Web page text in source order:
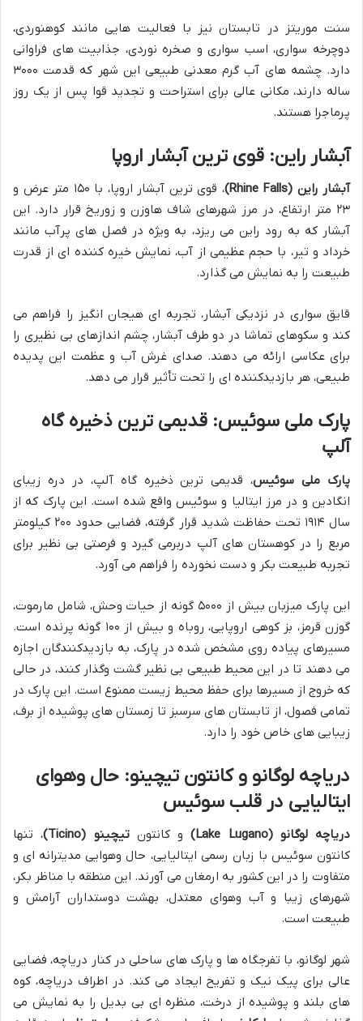
سنت موریتز در تابستان نیز با فعالیت هایی مانند کوهنوردی،
دوچرخه سواری، اسب سواری و صخره نوردی، جذابیت های فراوانی
دارد. چشمه های آب گرم معدنی طبیعی این شهر که قدمت ۳۰۰۰
ساله دارند، مکانی عالی برای استراحت و تجدید قوا پس از یک روز
پرماجرا هستند.
آبشار راین: قوی ترین آبشار اروپا
آبشار راین (Rhine Falls)
، قوی ترین آبشار اروپا، با ۱۵۰ متر عرض و
۲۳ متر ارتفاع، در مرز شهرهای شاف هاوزن و زوریخ قرار دارد. این
آبشار که به رود راین می ریزد، به ویژه در فصل های پرآب مانند
خرداد و تیر، با حجم عظیمی از آب، نمایش خیره کننده ای از قدرت
طبیعت را به نمایش می گذارد.
قایق سواری در نزدیکی آبشار، تجربه ای هیجان انگیز را فراهم می
کند و سکوهای تماشا در دو طرف آبشار، چشم اندازهای بی نظیری را
برای عکاسی ارائه می دهند. صدای غرش آب و عظمت این پدیده
طبیعی، هر بازدیدکننده ای را تحت تأثیر قرار می دهد.
پارک ملی سوئیس: قدیمی ترین ذخیره گاه
آلپ
پارک ملی سوئیس، قدیمی ترین ذخیره گاه آلپ، در دره زیبای
انگادین و در مرز ایتالیا و سوئیس واقع شده است. این پارک که از
سال ۱۹۱۴ تحت حفاظت شدید قرار گرفته، فضایی حدود ۲۰۰ کیلومتر
مربع را در کوهستان های آلپ دربرمی گیرد و فرصتی بی نظیر برای
تجربه طبیعت بکر و دست نخورده را فراهم می آورد.
این پارک میزبان بیش از ۵۰۰۰ گونه از حیات وحش، شامل مارموت،
گوزن قرمز، بز کوهی اروپایی، روباه و بیش از ۱۰۰ گونه پرنده است.
مسیرهای پیاده روی مشخص شده در پارک، به بازدیدکنندگان اجازه
می دهند تا در این محیط طبیعی بی نظیر گشت وگذار کنند، در حالی
که خروج از مسیرها برای حفظ محیط زیست ممنوع است. این پارک در
تمامی فصول، از تابستان های سرسبز تا زمستان های پوشیده از برف،
زیبایی های خاص خود را دارد.
دریاچه لوگانو و کانتون تیچینو: حال وهوای
ایتالیایی در قلب سوئیس
دریاچه لوگانو (Lake Lugano) و کانتونتیچینو (Ticino)
، تنها
کانتون سوئیس با زبان رسمی ایتالیایی، حال وهوایی مدیترانه ای و
متفاوت را در این کشور به ارمغان می آورند. این منطقه با مناظر بکر،
شهرهای زیبا و آب وهوای معتدل، بهشت دوستداران آرامش و
طبیعت است.
شهر لوگانو، با تفرجگاه ها و پارک های ساحلی در کنار دریاچه، فضایی
عالی برای پیک نیک و تفریح ایجاد می کند. در اطراف دریاچه، کوه
های بلند و پوشیده از درخت، منظره ای بی بدیل را به نمایش می